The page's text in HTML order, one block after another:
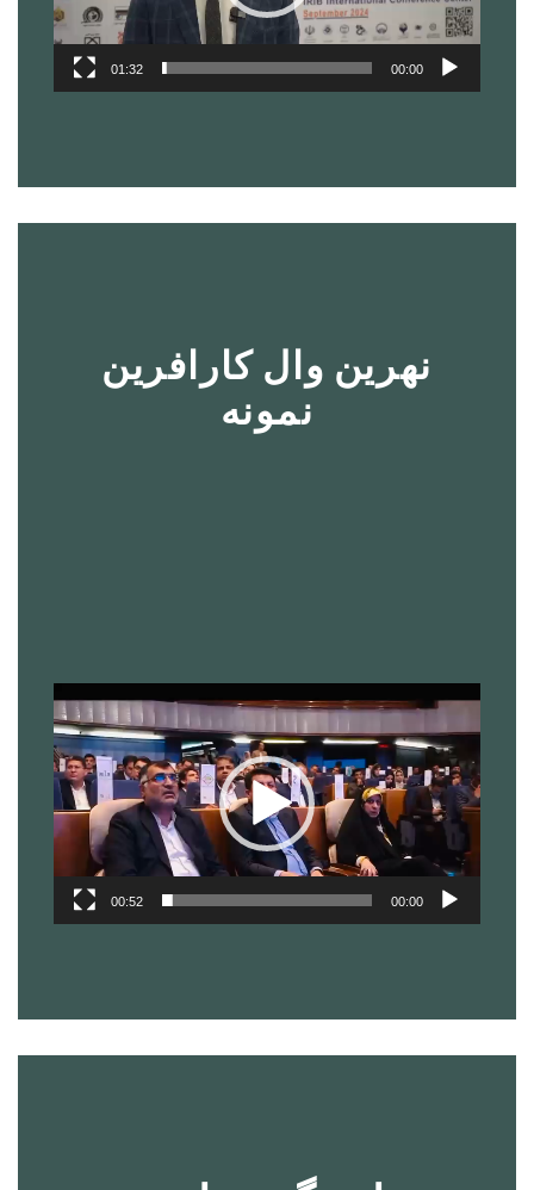
00:00
01:32
نهرین وال کارافرین
نمونه
نمایشگر
ویدیو
00:00
00:52